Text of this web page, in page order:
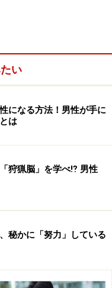
リアル系サービ
サービス各種（婚活
近10年間（2008年7月
ワードの人気度動向
い
になる方法！男性が手に
は
狩猟脳」を学べ⁉ 男性
秘かに「努力」している